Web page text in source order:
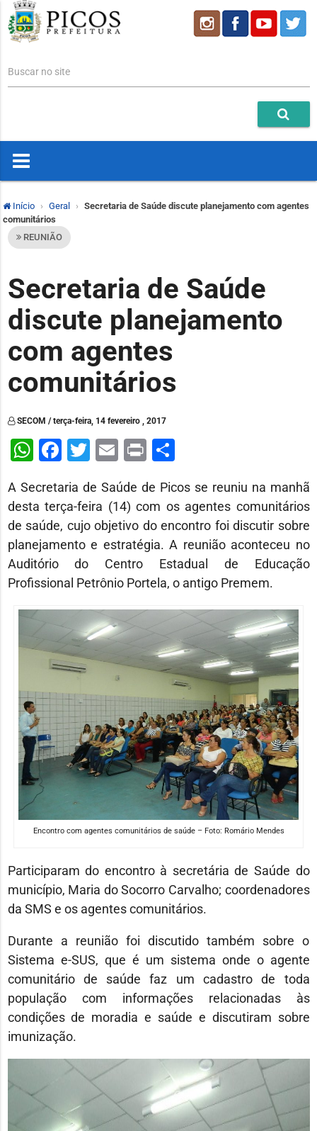
Buscar no site
Início Geral
Secretaria de Saúde discute planejamento com agentes
comunitários
REUNIÃO
Secretaria de Saúde
discute planejamento
com agentes
comunitários
SECOM / terça-feira, 14 fevereiro , 2017
WhatsApp
Facebook
Twitter
Email
PrintShare
A Secretaria de Saúde de Picos se reuniu na manhã
desta terça-feira (14) com os agentes comunitários
de saúde, cujo objetivo do encontro foi discutir sobre
planejamento e estratégia. A reunião aconteceu no
Auditório do Centro Estadual de Educação
Profissional Petrônio Portela, o antigo Premem.
Encontro com agentes comunitários de saúde – Foto: Romário Mendes
Participaram do encontro à secretária de Saúde do
município, Maria do Socorro Carvalho; coordenadores
da SMS e os agentes comunitários.
Durante a reunião foi discutido também sobre o
Sistema e-SUS, que é um sistema onde o agente
comunitário de saúde faz um cadastro de toda
população com informações relacionadas às
condições de moradia e saúde e discutiram sobre
imunização.